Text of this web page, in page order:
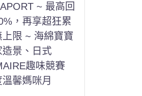
~ 最高回
，再享超狂累
上限 ~ 海綿寶寶
造景、日式
趣味競賽
馨媽咪月